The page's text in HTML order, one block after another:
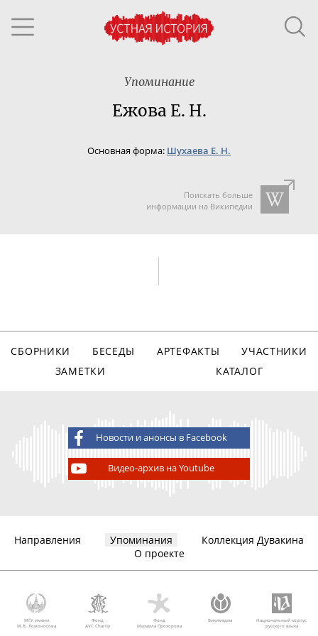
Упоминание
Ежова Е. Н.
Основная форма: Шухаева Е. Н.
Поискать больше
информации на Википедии
СБОРНИКИ БЕСЕДЫ АРТЕФАКТЫ
УЧАСТНИКИ
ЗАМЕТКИ
КАТАЛОГ
Новости и анонсы в Facebook
Видео-архив на Youtube
Направления Упоминания
Коллекция Дувакина
О проекте
МГУ имени
М.В. Ломоносова
Фонд
AVC Charity
Фонд
Михаила Прохорова
Викимедиа
Национальный корпус
русского языка